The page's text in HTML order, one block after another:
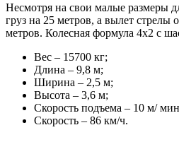
Несмотря на свои малые размеры
груз на 25 метров, а вылет стрелы
метров. Колесная формула 4х2 с
Вес – 15700 кг;
Длина – 9,8 м;
Ширина – 2,5 м;
Высота – 3,6 м;
Скорость подъема – 10 м/
Скорость – 86 км/ч.